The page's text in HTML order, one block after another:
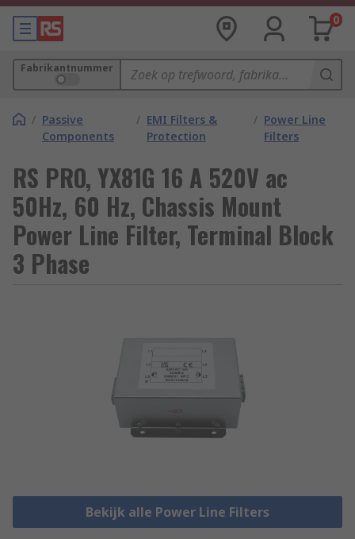
0
Fabrikantnummer
/ Passive
Components
/ EMI Filters &
Protection
/ Power Line
Filters
RS PRO, YX81G 16 A 520V ac
50Hz, 60 Hz, Chassis Mount
Power Line Filter, Terminal Block
3 Phase
Bekijk alle Power Line Filters